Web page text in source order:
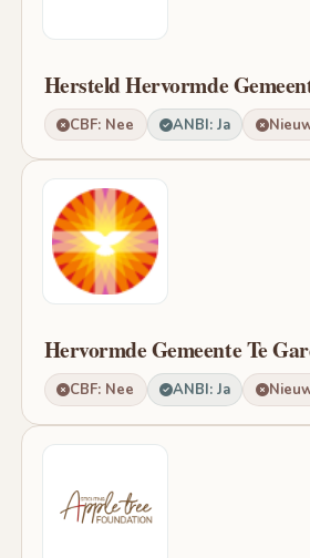
Hersteld Hervormde
CBF: Nee ANBI: Ja
Hervormde Gemeente Te
CBF: Nee ANBI: Ja